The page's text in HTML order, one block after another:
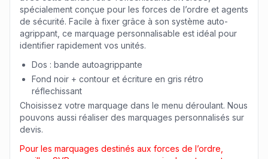
spécialement conçue pour les forces de l’ordre et agents
de sécurité. Facile à fixer grâce à son système auto-
agrippant, ce marquage personnalisable est idéal pour
identifier rapidement vos unités.
Dos : bande autoagrippante
Fond noir + contour et écriture en gris rétro
réflechissant
Choisissez votre marquage dans le menu déroulant. Nous
pouvons aussi réaliser des marquages personnalisés sur
devis.
Pour les marquages destinés aux forces de l’ordre,